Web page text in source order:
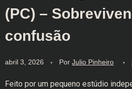
(PC) –
confusão
abril 3, 2026 Por Julio Pinheiro
Feito por um pequeno estúdio